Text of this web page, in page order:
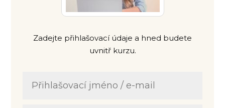
Zadejte přihlašovací údaje a hned budete
uvnitř kurzu.